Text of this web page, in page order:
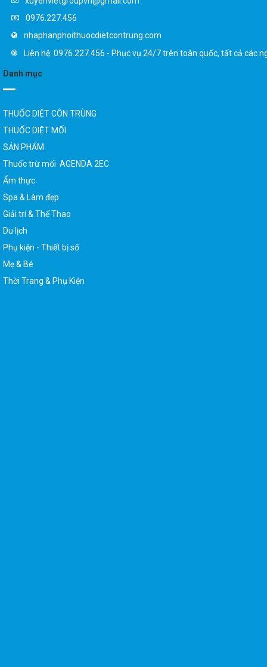
0976.227.456
nhaphanphoithuocdietcontrung.com
Liên hệ: 0976.227.456 - Phục vụ 24/7 trên toàn quốc, tất cả các
Danh mục
THUỐC DIỆT CÔN TRÙNG
THUỐC DIỆT MỐI
SẢN PHẨM
Thuốc trừ mối AGENDA 2EC
Ẩm thực
Spa & Làm đẹp
Giải trí & Thể Thao
Du lịch
Phụ kiện - Thiết bị số
Mẹ & Bé
Thời Trang & Phụ Kiện